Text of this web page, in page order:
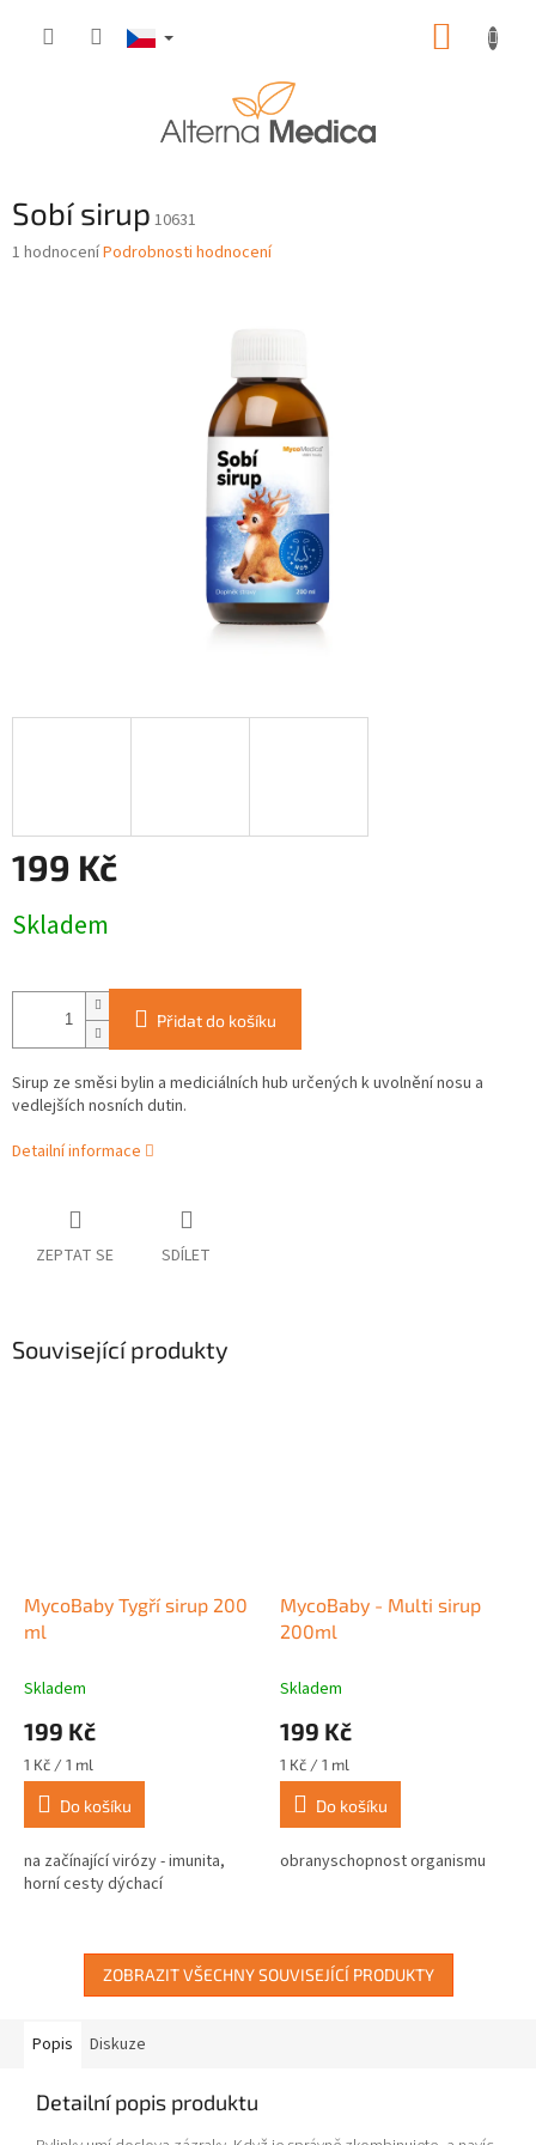
Sobí sirup 10631
Průměrné
1 hodnoceníPodrobnosti hodnocení
199 Kč
cena:
Skladem
Přidat do košíku
Sirup ze směsi bylin a mediciálních hub určených k uvolnění nosu a
vedlejších nosních dutin.
Detailní informace
ZEPTAT SE SDÍLET
Související produkty
MycoBaby Tygří sirup 200
ml
Skladem
199 Kč
Měrná
cena:
1 Kč / 1 ml
Do košíku
na začínající virózy - imunita,
horní cesty dýchací
MycoBaby - Multi sirup
200ml
Skladem
199 Kč
Měrná
cena:
1 Kč / 1 ml
Do košíku
obranyschopnost organismu
ZOBRAZIT VŠECHNY SOUVISEJÍCÍ PRODUKTY
Popis Diskuze
Detailní popis produktu